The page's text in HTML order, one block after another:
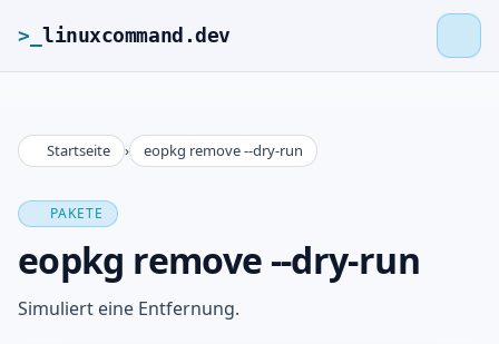
>_ linuxcommand.dev
>_linuxcommand.dev
Roadmap
Startseite › eopkg remove --dry-run
PAKETE
eopkg remove --dry-run
Simuliert eine Entfernung.